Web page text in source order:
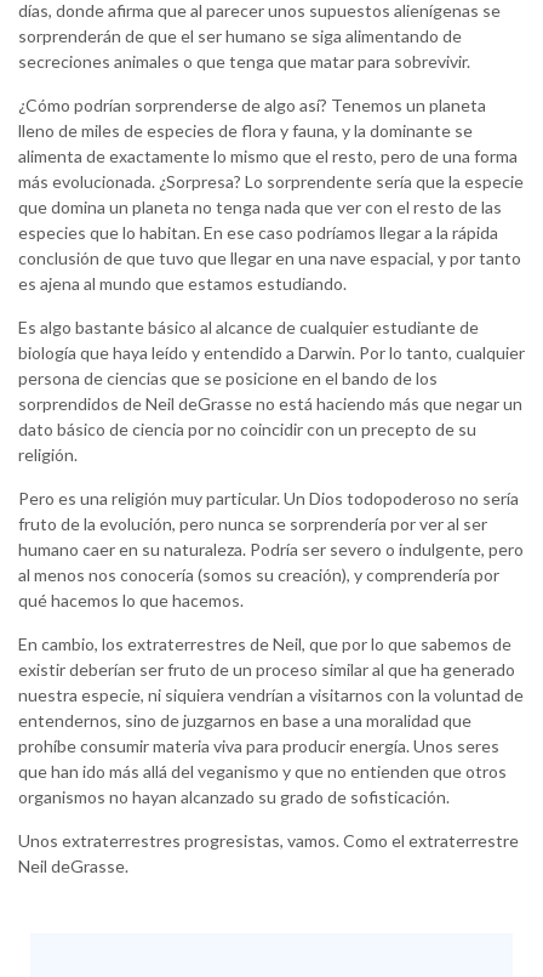
días, donde afirma que al parecer unos supuestos alienígenas se
sorprenderán de que el ser humano se siga alimentando de
secreciones animales o que tenga que matar para sobrevivir.
¿Cómo podrían sorprenderse de algo así? Tenemos un planeta
lleno de miles de especies de flora y fauna, y la dominante se
alimenta de exactamente lo mismo que el resto, pero de una forma
más evolucionada. ¿Sorpresa? Lo sorprendente sería que la especie
que domina un planeta no tenga nada que ver con el resto de las
especies que lo habitan. En ese caso podríamos llegar a la rápida
conclusión de que tuvo que llegar en una nave espacial, y por tanto
es ajena al mundo que estamos estudiando.
Es algo bastante básico al alcance de cualquier estudiante de
biología que haya leído y entendido a Darwin. Por lo tanto, cualquier
persona de ciencias que se posicione en el bando de los
sorprendidos de Neil deGrasse no está haciendo más que negar un
dato básico de ciencia por no coincidir con un precepto de su
religión.
Pero es una religión muy particular. Un Dios todopoderoso no sería
fruto de la evolución, pero nunca se sorprendería por ver al ser
humano caer en su naturaleza. Podría ser severo o indulgente, pero
al menos nos conocería (somos su creación), y comprendería por
qué hacemos lo que hacemos.
En cambio, los extraterrestres de Neil, que por lo que sabemos de
existir deberían ser fruto de un proceso similar al que ha generado
nuestra especie, ni siquiera vendrían a visitarnos con la voluntad de
entendernos, sino de juzgarnos en base a una moralidad que
prohíbe consumir materia viva para producir energía. Unos seres
que han ido más allá del veganismo y que no entienden que otros
organismos no hayan alcanzado su grado de sofisticación.
Unos extraterrestres progresistas, vamos. Como el extraterrestre
Neil deGrasse.